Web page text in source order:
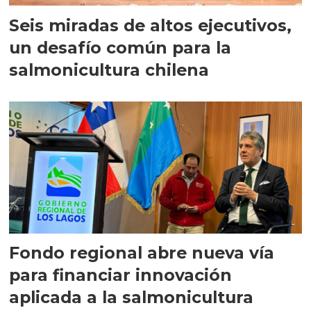
Seis miradas de altos ejecutivos,
un desafío común para la
salmonicultura chilena
Fondo regional abre nueva vía
para financiar innovación
aplicada a la salmonicultura